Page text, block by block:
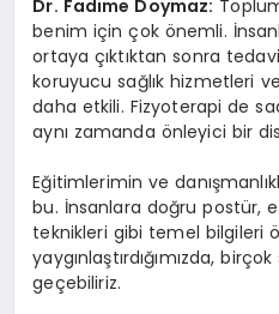
Dr. Fadime Doymaz:
benim için çok önemli.
ortaya çıktıktan sonra
koruyucu sağlık hizmetleri
daha etkili. Fizyoterapi de
aynı zamanda önleyici bir
Eğitimlerimin ve
bu. İnsanlara doğru postür,
teknikleri gibi temel bilgileri
yaygınlaştırdığımızda,
geçebiliriz.